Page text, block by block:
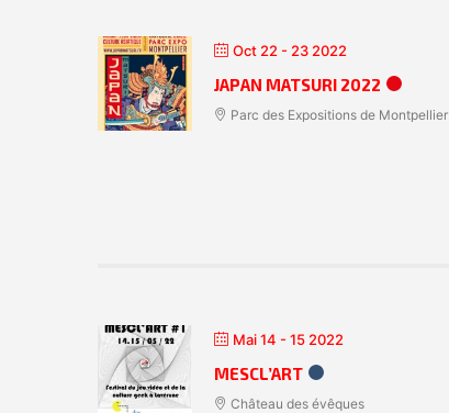
Oct 22 - 23 2022
JAPAN MATSURI 2022
Parc des Expositions de Montpellier
Mai 14 - 15 2022
MESCL’ART
Château des évêques